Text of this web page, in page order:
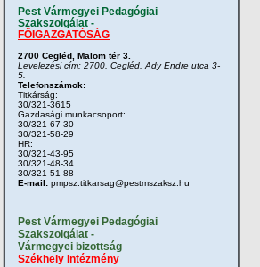
Pest Vármegyei Pedagógiai
Szakszolgálat -
FŐIGAZGATÓSÁG
2700 Cegléd, Malom tér 3.
Levelezési cím: 2700, Cegléd, Ady Endre utca 3-
5.
Telefonszámok:
Titkárság:
30/321-3615
Gazdasági munkacsoport:
30/321-67-30
30/321-58-29
HR:
30/321-43-95
30/321-48-34
30/321-51-88
E-mail: pmpsz.titkarsag@pestmszaksz.hu
Pest Vármegyei Pedagógiai
Szakszolgálat -
Vármegyei bizottság
Székhely Intézmény